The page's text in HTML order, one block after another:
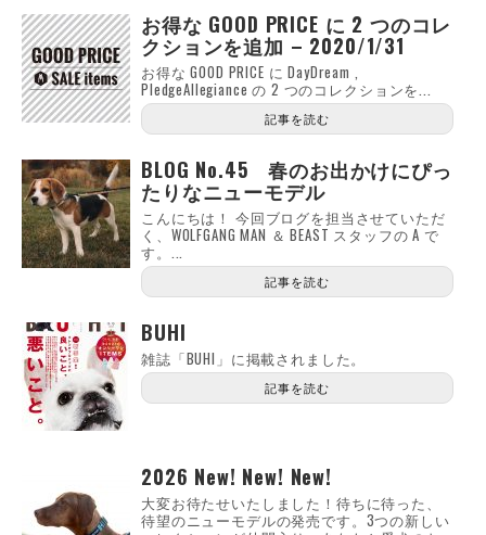
お得な GOOD PRICE に 2 つのコレ
クションを追加 – 2020/1/31
お得な GOOD PRICE に DayDream ,
PledgeAllegiance の 2 つのコレクションを...
記事を読む
BLOG No.45 春のお出かけにぴっ
たりなニューモデル
こんにちは！ 今回ブログを担当させていただ
く、WOLFGANG MAN ＆ BEAST スタッフの A で
す。...
記事を読む
BUHI
雑誌「BUHI」に掲載されました。
記事を読む
2026 New! New! New!
大変お待たせいたしました！待ちに待った、
待望のニューモデルの発売です。3つの新しい